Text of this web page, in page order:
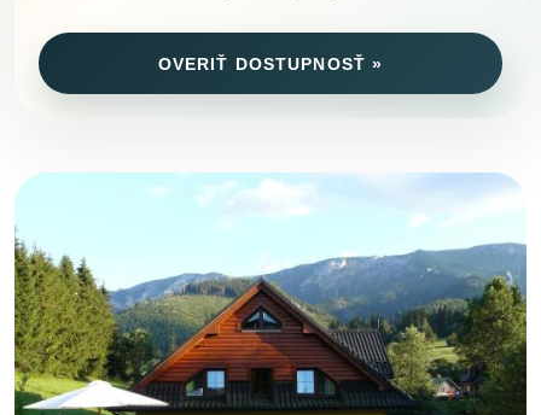
OVERIŤ DOSTUPNOSŤ »